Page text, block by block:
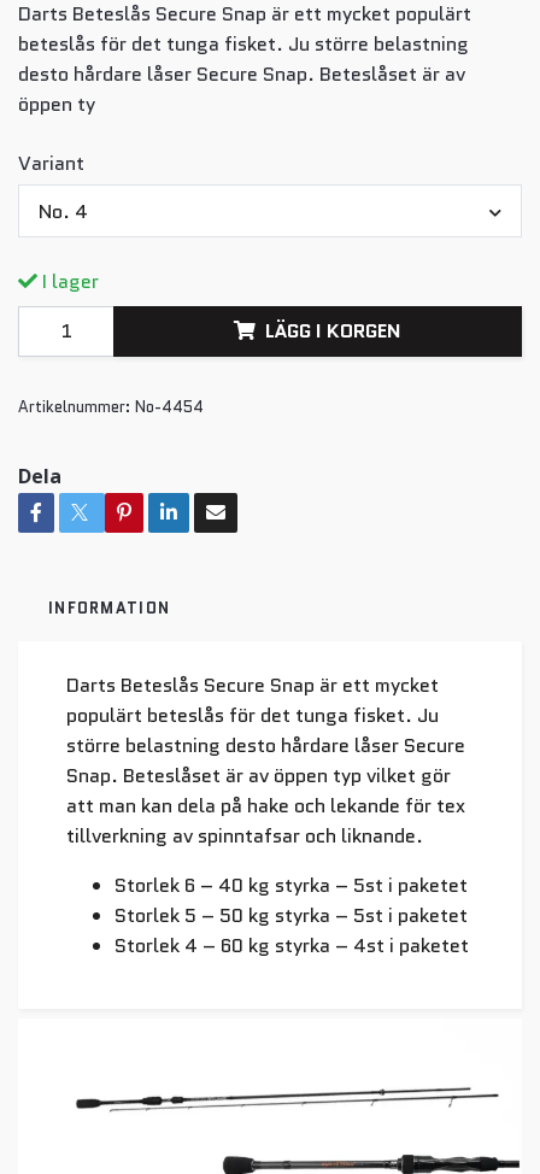
Darts Beteslås Secure Snap är ett mycket populärt
beteslås för det tunga fisket. Ju större belastning
desto hårdare låser Secure Snap. Beteslåset är av
öppen ty
Variant
No. 4
I lager
LÄGG I KORGEN
Artikelnummer: No-4454
Dela
INFORMATION
Darts Beteslås Secure Snap är ett mycket
populärt beteslås för det tunga fisket. Ju
större belastning desto hårdare låser Secure
Snap. Beteslåset är av öppen typ vilket gör
att man kan dela på hake och lekande för tex
tillverkning av spinntafsar och liknande.
Storlek 6 – 40 kg styrka – 5st i paketet
Storlek 5 – 50 kg styrka – 5st i paketet
Storlek 4 – 60 kg styrka – 4st i paketet